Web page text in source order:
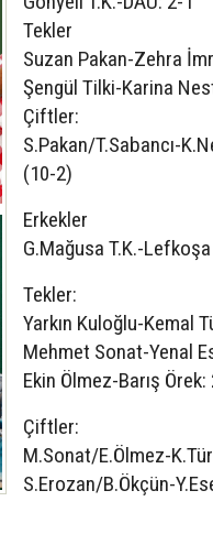
Tekler
Suzan Pakan-Zehra
Şengül Tilki-Karina
Çiftler:
S.Pakan/T.Sabancı-
(10-2)
Erkekler
G.Mağusa T.K.-
Tekler:
Yarkın Kuloğlu-Kemal
Mehmet Sonat-Yenal
Ekin Ölmez-Barış
Çiftler:
M.Sonat/E.Ölmez-
S.Erozan/B.Ökçün-